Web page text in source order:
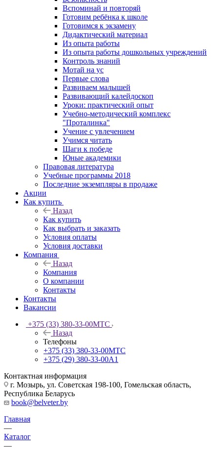
Вспоминай и повторяй
Готовим ребёнка к школе
Готовимся к экзамену
Дидактический материал
Из опыта работы
Из опыта работы дошкольных учреждений
Контроль знаний
Мотай на ус
Первые слова
Развиваем малышей
Развивающий калейдоскоп
Уроки: практический опыт
Учебно-методический комплекс
"Проталинка"
Учение с увлечением
Учимся читать
Шаги к победе
Юные академики
Правовая литература
Учебные программы 2018
Последние экземпляры в продаже
Акции
Как купить
Назад
Как купить
Как выбрать и заказать
Условия оплаты
Условия доставки
Компания
Назад
Компания
О компании
Контакты
Контакты
Вакансии
+375 (33) 380-33-00МТС
Назад
Телефоны
+375 (33) 380-33-00МТС
+375 (29) 380-33-00А1
Контактная информация
г. Мозырь, ул. Советская 198-100, Гомельская область,
Республика Беларусь
book@belveter.by
Главная
—
Каталог
—